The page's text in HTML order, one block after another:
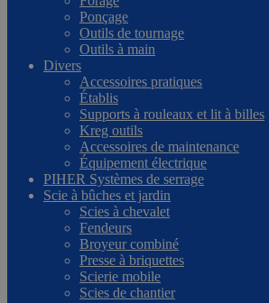
Ponçage
Outils de tournage
Outils à main
Divers
Accessoires pratiques
Établis
Supports à rouleaux et lit à billes
Kreg outils
Accessoires de maintenance
Équipement électrique
PIHER Systèmes de serrage
Scie à bûches et jardin
Scies à chevalet
Fendeurs
Broyeur combiné
Presse à briquettes
Scierie mobile
Scies de chantier